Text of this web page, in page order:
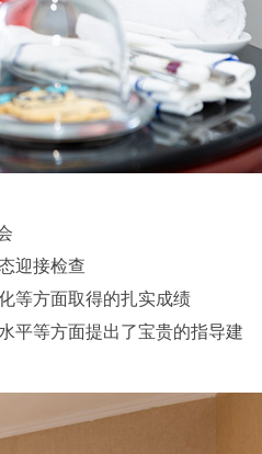
迎接检查
等方面取得的扎实成绩
平等方面提出了宝贵的指导建